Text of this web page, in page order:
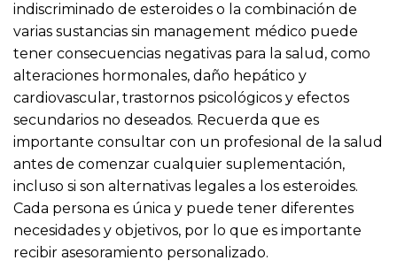
indiscriminado de esteroides o la combinación de
varias sustancias sin management médico puede
tener consecuencias negativas para la salud, como
alteraciones hormonales, daño hepático y
cardiovascular, trastornos psicológicos y efectos
secundarios no deseados. Recuerda que es
importante consultar con un profesional de la salud
antes de comenzar cualquier suplementación,
incluso si son alternativas legales a los esteroides.
Cada persona es única y puede tener diferentes
necesidades y objetivos, por lo que es importante
recibir asesoramiento personalizado.